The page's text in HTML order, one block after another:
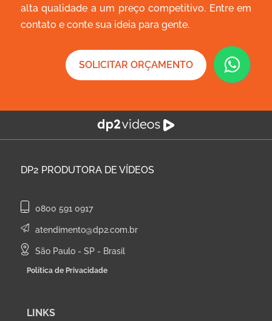
alta qualidade a um preço competitivo. Entre em
contato e conte sua ideia para gente.
SOLICITAR ORÇAMENTO
DP2 PRODUTORA DE VÍDEOS
0800 591 0917
atendimento@dp2.com.br
São Paulo - SP - Brasil
Política de Privacidade
LINKS